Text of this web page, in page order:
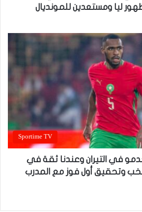
ليا ومستعدين للمونديال
Sportime TV
في التيران وعندنا ثقة في
وتحقيق أول فوز مع المدرب